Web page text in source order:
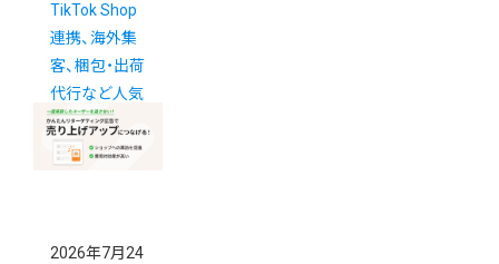
TikTok Shop
連携、海外集
客、梱包・出荷
代行など人気
アプリがお
得！New!
2026年7月24